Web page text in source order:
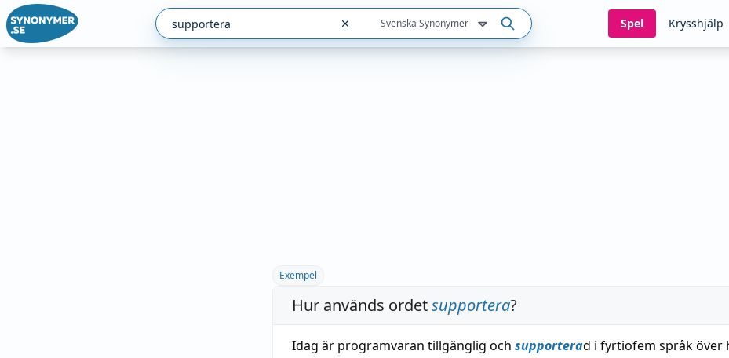
Svenska Synonymer Spel Krysshjälp
Exempel
Hur används ordetsupportera?
Idag är programvaran tillgänglig och supporterad i fyrtiofem språk över